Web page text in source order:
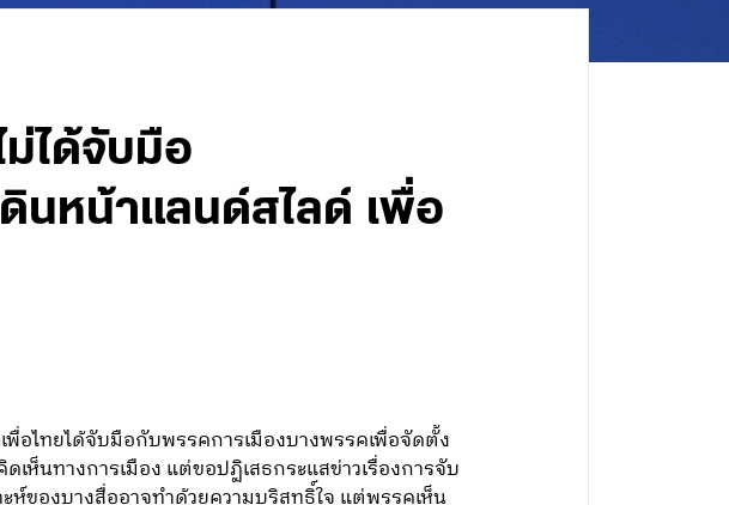
ได้จับมือ
นหน้าแลนด์สไลด์ เพื่อ
พื่อไทยได้จับมือกับพรรคการเมืองบางพรรคเพื่อจัดตั้ง
ห็นทางการเมือง แต่ขอปฏิเสธกระแสข่าวเรื่องการจับ
ห์ของบางสื่ออาจทำด้วยความบริสุทธิ์ใจ แต่พรรคเห็น